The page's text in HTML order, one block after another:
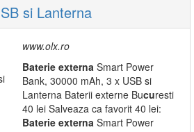
si Lanterna
www.olx.ro
Baterie externa Smart Power
Bank, 30000 mAh, 3 x USB si
Lanterna Baterii externe Bucuresti
40 lei Salveaza ca favorit 40 lei:
Baterie externa Smart Power